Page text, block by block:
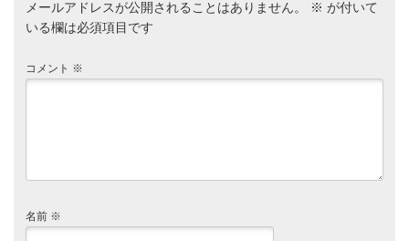
メールアドレスが公開されることはありません。 ※ が付いて
いる欄は必須項目です
コメント ※
名前 ※